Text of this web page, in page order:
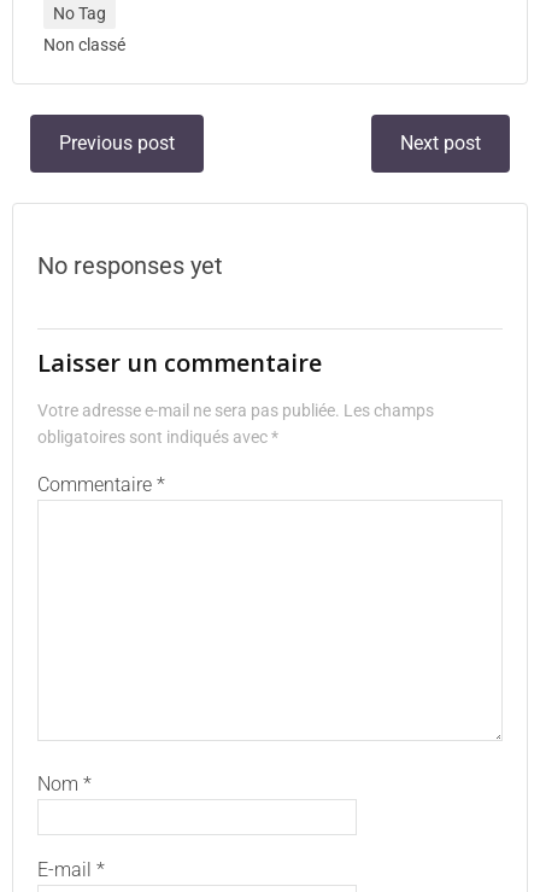
No Tag
Non classé
Previous post Next post
No responses yet
Laisser un commentaire
Votre adresse e-mail ne sera pas publiée. Les champs
obligatoires sont indiqués avec*
Commentaire *
Nom *
E-mail *